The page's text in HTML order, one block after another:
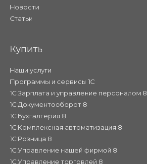
Новости
Статьи
Купить
Наши услуги
Программы и сервисы 1С
1С:Зарплата и управление персоналом 8
1С:Документооборот 8
1С:Бухгалтерия 8
1С:Комплексная автоматизация 8
1С:Розница 8
1С:Управление нашей фирмой 8
1С:Управление торговлей 8